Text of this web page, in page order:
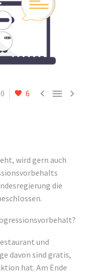
0 6   
wird gern auch
die
und
davon sind gratis,
hat. Am Ende